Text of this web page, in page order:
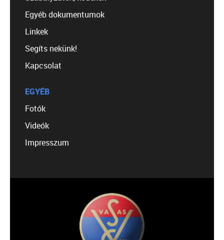
Egyéb dokumentumok
Linkek
Segíts nekünk!
Kapcsolat
EGYÉB
Fotók
Videók
Impresszum